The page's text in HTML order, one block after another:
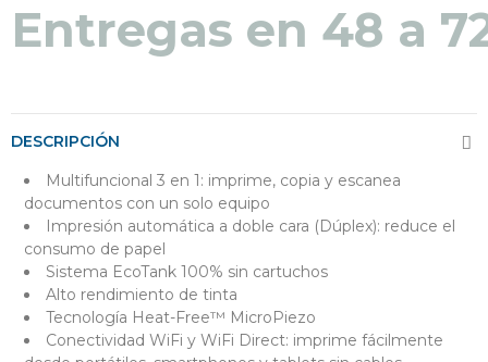
Entregas en 48 a
DESCRIPCIÓN
Multifuncional 3 en 1: imprime, copia y escanea
documentos con un solo equipo
Impresión automática a doble cara (Dúplex): reduce el
consumo de papel
Sistema EcoTank 100% sin cartuchos
Alto rendimiento de tinta
Tecnología Heat-Free™ MicroPiezo
Conectividad WiFi y WiFi Direct: imprime fácilmente